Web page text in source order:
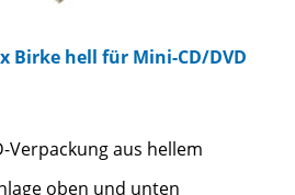
Birke hell für Mini-CD/DVD
aus hellem
oben und unten